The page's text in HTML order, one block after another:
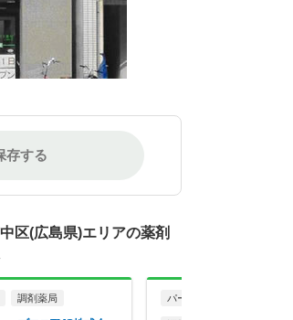
存する
区(広島県)エリアの薬剤
調剤薬局 パート・アルバイト